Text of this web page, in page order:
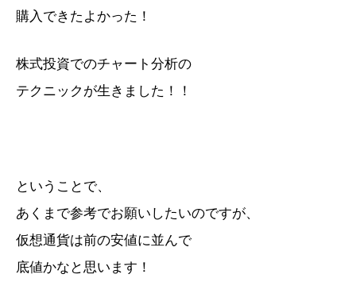
購入できたよかった！
株式投資でのチャート分析の
テクニックが生きました！！
ということで、
あくまで参考でお願いしたいのですが、
仮想通貨は前の安値に並んで
底値かなと思います！